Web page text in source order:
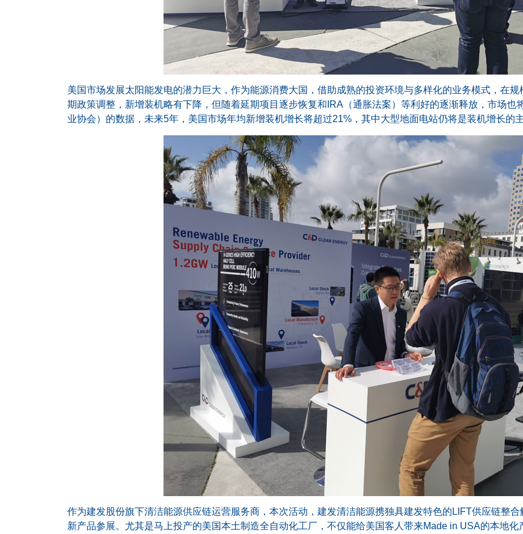
美国市场发展太阳能发电的潜力巨大，作为能源消费大国，借助成熟的投资环境与多样化的业务模式，在
期政策调整，新增装机略有下降，但随着延期项目逐步恢复和IRA（通胀法案）等利好的逐渐释放，市场
业协会）的数据，未来5年，美国市场年均新增装机增长将超过21%，其中大型地面电站仍将是装机增长的主
作为建发股份旗下清洁能源供应链运营服务商，本次活动，建发清洁能源携独具建发特色的LIFT供应链整
新产品参展。尤其是马上投产的美国本土制造全自动化工厂，不仅能给美国客人带来Made in USA的本地化